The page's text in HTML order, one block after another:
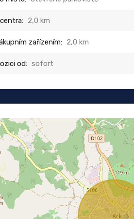
2,0 km
zařízením: 2,0 km
od: sofort